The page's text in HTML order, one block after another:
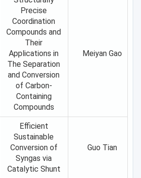
adsorption, showing good conversion
and product selectivity[1,2]. The
modulation of the electronic structure of
the metal NPs was achieved through the
construction of strong metal-support
interactions[3-5], where the electron
transfer from support to metal surface
significantly inhibit the molecules bond
to metal surface via π orbitals of the
of electrons, resulting in good
stability[6]. Overall, these strategies
reported here may open up possibilities
for the development of highly active and
stable metal catalysts in the future.
Precise
Coordination
Compounds and
Their
Applications in
The Separation
and Conversion
of Carbon-
Containing
Compounds
Meiyan Gao
Efficient
Sustainable
Conversion of
Syngas via
Catalytic Shunt
Guo Tian